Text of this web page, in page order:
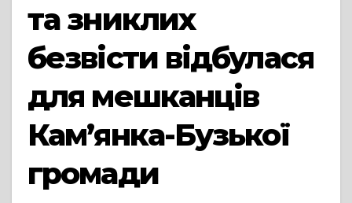
та зниклих
безвісти відбулася
для мешканців
Кам’янка-Бузької
громади